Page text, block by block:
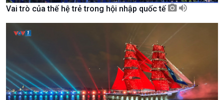
Vai trò của thế hệ trẻ trong hội nhập quốc tế